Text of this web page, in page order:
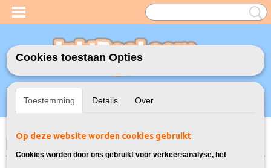
Inloggen Registreren
UW WINKELWAGEN
Home>Toners>Geschikt voor Samsung >Huismerk Samsung MLT-
Cookies toestaan Opties
Toestemming Details Over
Op deze website worden cookies gebruikt
Cookies worden door ons gebruikt voor verkeersanalyse, het